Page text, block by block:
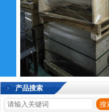
产品搜索